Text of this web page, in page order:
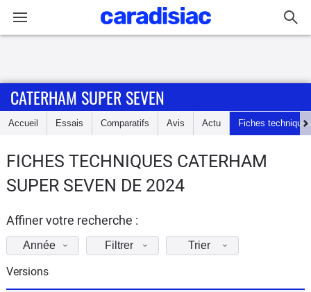
Accueil
Essais
d'achat
Electriques
CATERHAM SUPER SEVEN
Accueil Essais Comparatifs Avis Actu Fiches techniques
FICHES TECHNIQUES CATERHAM
SUPER SEVEN DE 2024
Affiner votre recherche :
Année Filtrer Trier
Versions